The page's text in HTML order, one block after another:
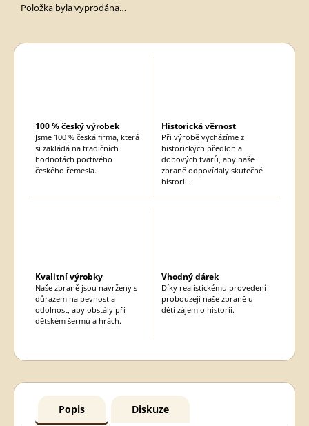
Položka byla vyprodána…
100 % český výrobek
Jsme 100 % česká firma, která
si zakládá na tradičních
hodnotách poctivého
českého řemesla.
Historická věrnost
Při výrobě vycházíme z
historických předloh a
dobových tvarů, aby naše
zbraně odpovídaly skutečné
historii.
Kvalitní výrobky
Naše zbraně jsou navrženy s
důrazem na pevnost a
odolnost, aby obstály při
dětském šermu a hrách.
Vhodný dárek
Díky realistickému provedení
probouzejí naše zbraně u
dětí zájem o historii.
Popis Diskuze